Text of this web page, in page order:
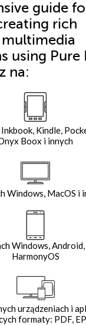
guide
rich
using Pure
na:
Kindle,
Boox i innych
Windows, MacOS i
Windows, Android,
HarmonyOS
urządzeniach i
formaty: PDF,